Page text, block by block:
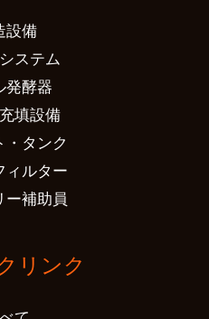
設備
ステム
発酵器
填設備
・タンク
ィルター
ー補助員
リンク